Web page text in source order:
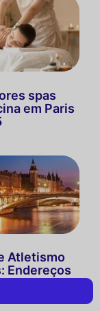
spas
em Paris
Atletismo
Endereços